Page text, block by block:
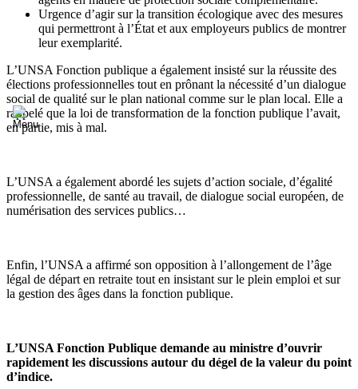
Urgence d’agir sur la transition écologique avec des mesures
qui permettront à l’État et aux employeurs publics de montrer
leur exemplarité.
L’UNSA Fonction publique a également insisté sur la réussite des
élections professionnelles tout en prônant la nécessité d’un dialogue
social de qualité sur le plan national comme sur le plan local. Elle a
rappelé que la loi de transformation de la fonction publique l’avait,
en partie, mis à mal.
L’UNSA a également abordé les sujets d’action sociale, d’égalité
professionnelle, de santé au travail, de dialogue social européen, de
numérisation des services publics…
Enfin, l’UNSA a affirmé son opposition à l’allongement de l’âge
légal de départ en retraite tout en insistant sur le plein emploi et sur
la gestion des âges dans la fonction publique.
L’UNSA Fonction Publique demande au ministre d’ouvrir
rapidement les discussions autour du dégel de la valeur du point
d’indice.